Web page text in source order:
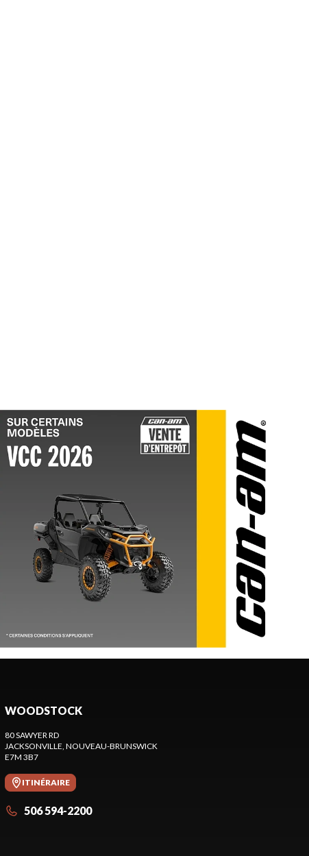
WOODSTOCK
80 SAWYER RD
JACKSONVILLE , NOUVEAU-BRUNSWICK
E7M 3B7
ITINÉRAIRE
506 594-2200